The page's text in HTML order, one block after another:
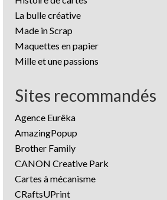
La bulle créative
Made in Scrap
Maquettes en papier
Mille et une passions
Sites recommandés
Agence Eurêka
AmazingPopup
Brother Family
CANON Creative Park
Cartes à mécanisme
CRaftsUPrint